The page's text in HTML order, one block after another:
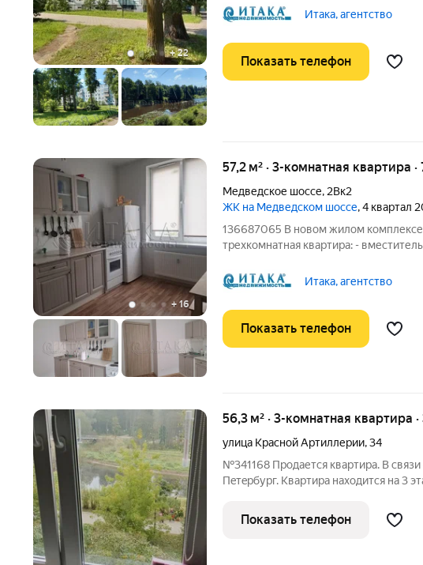
+22
второй комнаты выходят на
квартиру у
Итака, агентство
Показать телефон
+ 16
57,2 м² · 3-комнатная квартира
Медведское шоссе, 2Вк2
ЖК на Медведском шоссе, 4 квартал
136687065 В новом жилом комплексе
трехкомнатная квартира: -
комнаты - раздельный с/у, ванная,
комфортный 7-ый
Итака, агентство
Показать телефон
56,3 м² · 3-комнатная квартира
улица Красной Артиллерии,34
№341168 Пpoдaется квартира. B связи
Пeтepбуpг. Kвартирa нaxoдится нa 3
находится садик, школа, рынок,
домом проходит
Показать телефон